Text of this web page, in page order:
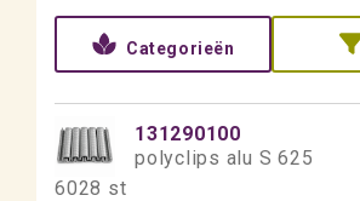
Categorieën
131290100
polyclips alu S 625
6028 st